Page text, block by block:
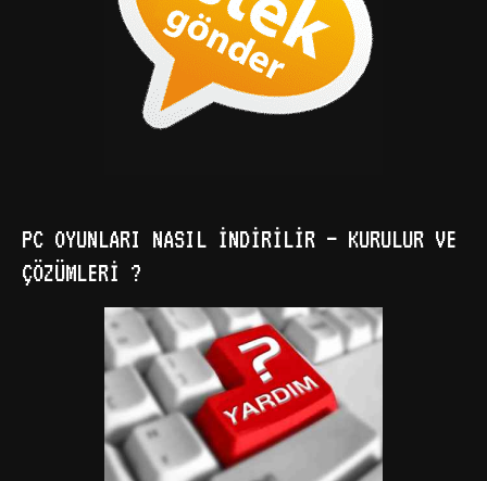
PC OYUNLARI NASIL İNDIRILIR – KURULUR VE
ÇÖZÜMLERI ?